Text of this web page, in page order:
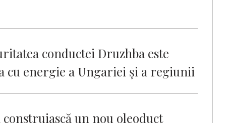
conductei Druzhba este
cu energie a Ungariei și a regiunii
un nou oleoduct